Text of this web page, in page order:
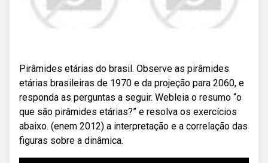
Pirâmides etárias do brasil. Observe as pirâmides
etárias brasileiras de 1970 e da projeção para 2060, e
responda as perguntas a seguir. Webleia o resumo “o
que são pirâmides etárias?” e resolva os exercícios
abaixo. (enem 2012) a interpretação e a correlação das
figuras sobre a dinâmica.